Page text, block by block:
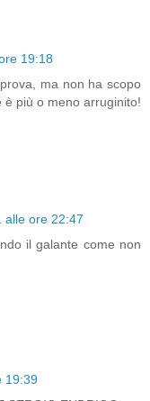
19:18
ma non ha scopo
più o meno arruginito!
alle ore 22:47
il galante come non
19:39